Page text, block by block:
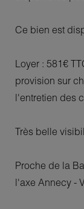
Ce bien est
Loyer : 581€
provision sur
l'entretien des
Très belle
Proche de la
l'axe Annecy -